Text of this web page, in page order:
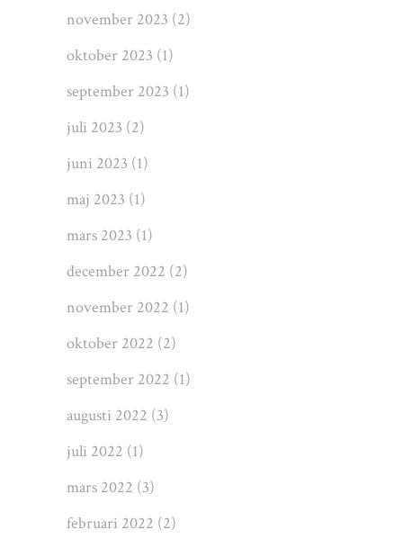
november 2023 (2)
oktober 2023 (1)
september 2023 (1)
juli 2023 (2)
juni 2023 (1)
maj 2023 (1)
mars 2023 (1)
december 2022 (2)
november 2022 (1)
oktober 2022 (2)
september 2022 (1)
augusti 2022 (3)
juli 2022 (1)
mars 2022 (3)
februari 2022 (2)